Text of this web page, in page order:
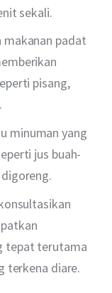
sekali.
makanan padat
pisang,
minuman yang
jus buah-
tepat terutama
terkena diare.